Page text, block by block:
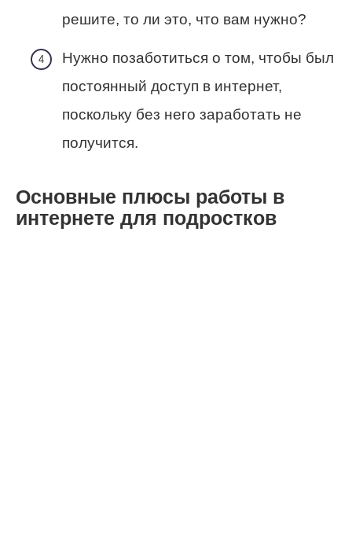
решите, то ли это, что вам нужно?
Нужно позаботиться о том, чтобы был
постоянный доступ в интернет,
поскольку без него заработать не
получится.
Основные плюсы работы в
интернете для подростков